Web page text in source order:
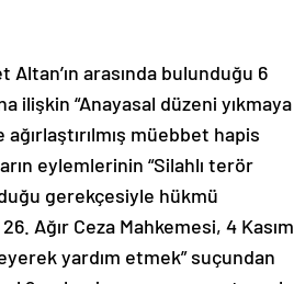
arasında bulunduğu 6
ilişkin “Anayasal düzeni yıkmaya
müebbet hapis
eylemlerinin “Silahlı terör
gerekçesiyle hükmü
Ağır Ceza Mahkemesi, 4 Kasım
yardım etmek” suçundan